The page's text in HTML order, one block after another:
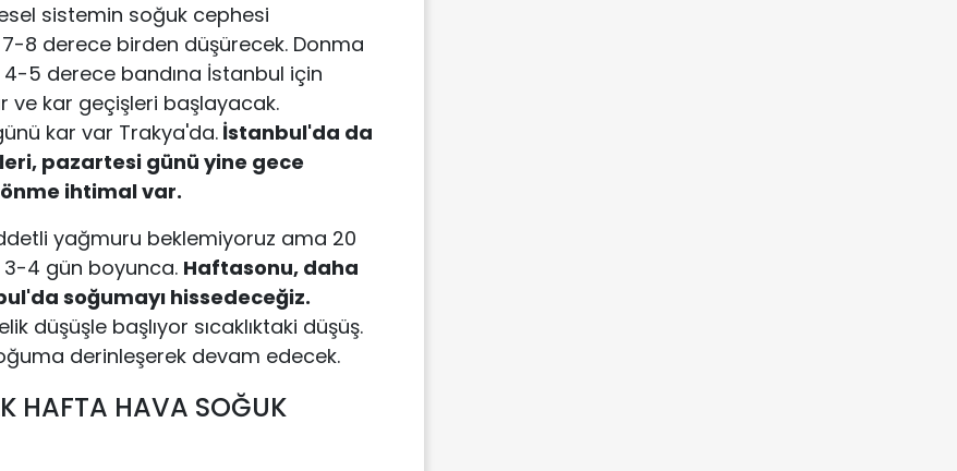
sistemin soğuk cephesi
7-8 derece birden düşürecek. Donma
4-5 derece bandına İstanbul için
ve kar geçişleri başlayacak.
kar var Trakya'da. İstanbul'da da
pazartesi günü yine gece
ihtimal var.
yağmuru beklemiyoruz ama 20
3-4 gün boyunca. Haftasonu, daha
soğumayı hissedeceğiz.
düşüşle başlıyor sıcaklıktaki düşüş.
derinleşerek devam edecek.
HAFTA HAVA SOĞUK